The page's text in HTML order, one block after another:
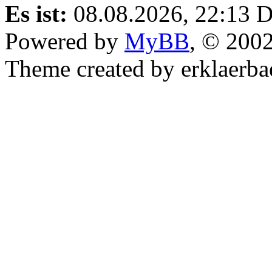
Es ist: 08.08.2026, 22:13
Powered by MyBB, ©
Theme created by